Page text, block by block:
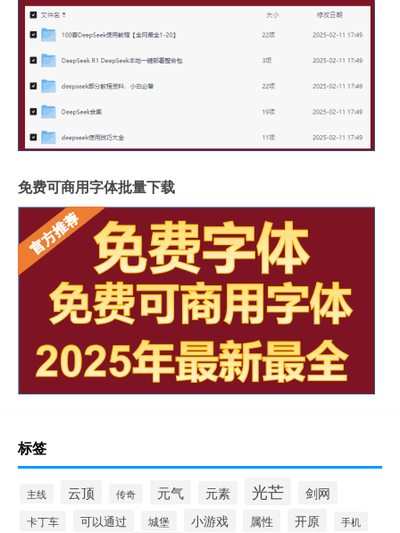
免费可商用字体批量下载
标签
主线 云顶 传奇 元气 元素 光芒 剑网
卡丁车 可以通过 城堡 小游戏 属性 开原 手机